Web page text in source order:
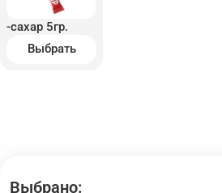
-сахар 5гр.
Выбрать
Выбрано: